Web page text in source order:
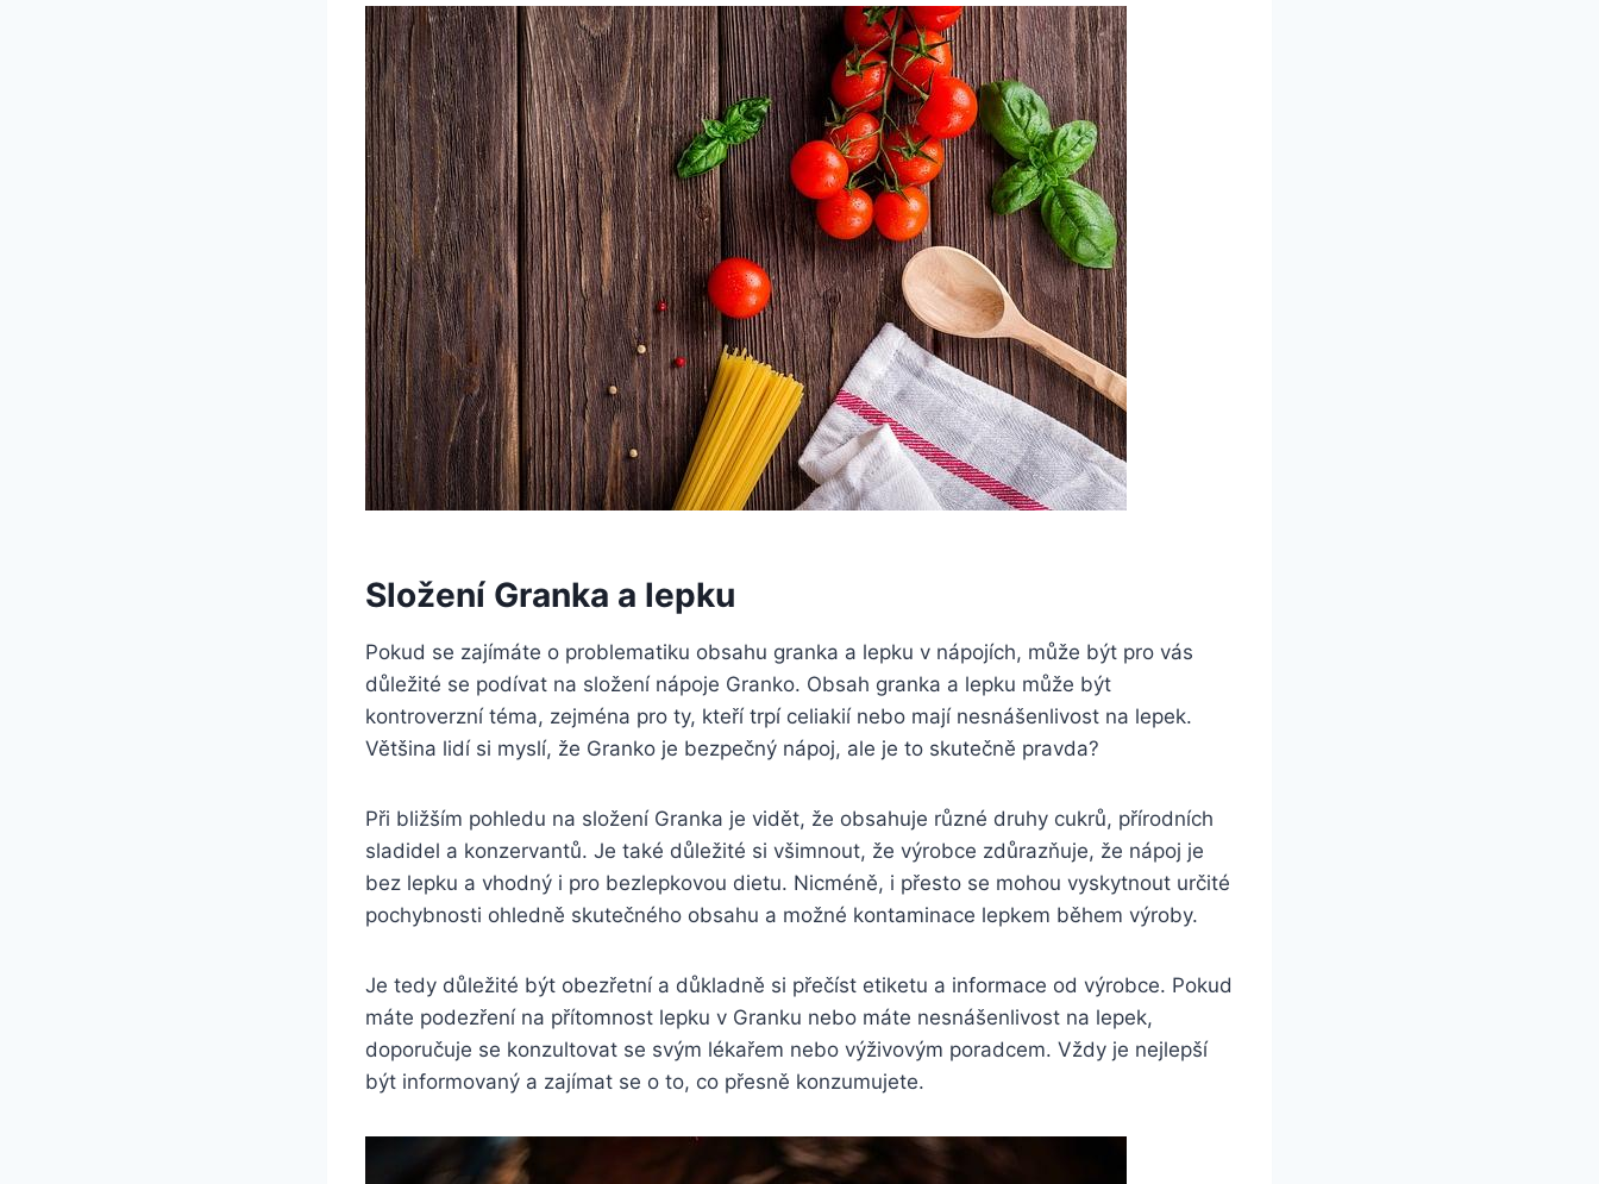
Složení Granka a lepku
Pokud se zajímáte o problematiku obsahu granka a lepku v nápojích, může být pro vás
důležité se podívat na složení nápoje Granko. Obsah granka a lepku může být
kontroverzní téma, zejména pro ty, kteří trpí celiakií nebo mají nesnášenlivost na lepek.
Většina lidí si myslí, že Granko je bezpečný nápoj, ale je to skutečně pravda?
Při bližším pohledu na složení Granka je vidět, že obsahuje různé druhy cukrů, přírodních
sladidel a konzervantů. Je také důležité si všimnout, že výrobce zdůrazňuje, že nápoj je
bez lepku a vhodný i pro bezlepkovou dietu. Nicméně, i přesto se mohou vyskytnout určité
pochybnosti ohledně skutečného obsahu a možné kontaminace lepkem během výroby.
Je tedy důležité být obezřetní a důkladně si přečíst etiketu a informace od výrobce. Pokud
máte podezření na přítomnost lepku v Granku nebo máte nesnášenlivost na lepek,
doporučuje se konzultovat se svým lékařem nebo výživovým poradcem. Vždy je nejlepší
být informovaný a zajímat se o to, co přesně konzumujete.